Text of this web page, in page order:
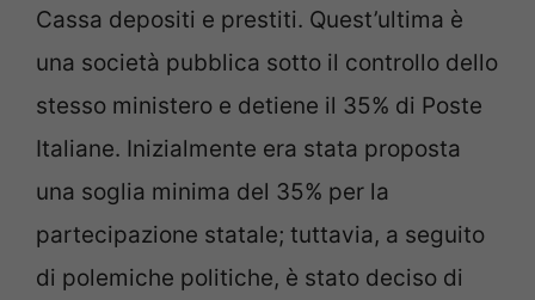
Cassa depositi e prestiti. Quest’ultima è
una società pubblica sotto il controllo dello
stesso ministero e detiene il 35% di Poste
Italiane. Inizialmente era stata proposta
una soglia minima del 35% per la
partecipazione statale; tuttavia, a seguito
di polemiche politiche, è stato deciso di